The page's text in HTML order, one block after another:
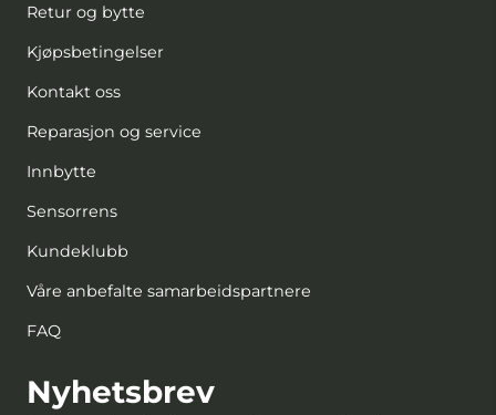
Retur og bytte
Kjøpsbetingelser
Kontakt oss
Reparasjon og service
Innbytte
Sensorrens
Kundeklubb
Våre anbefalte samarbeidspartnere
FAQ
Nyhetsbrev